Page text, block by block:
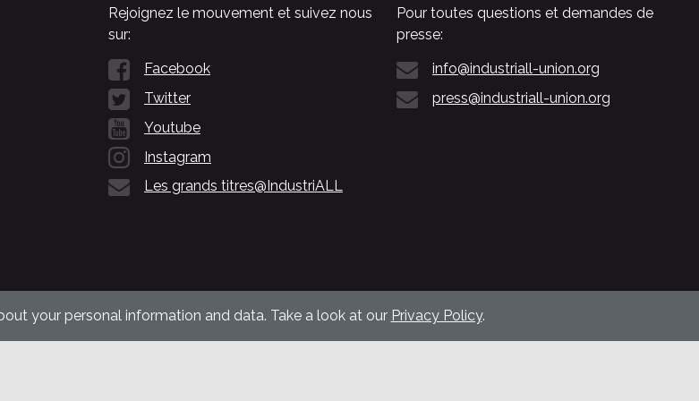
Rejoignez le mouvement et suivez nous
sur:
Facebook
Twitter
Youtube
Instagram
Les grands titres@IndustriALL
Pour toutes questions et demandes de
presse:
info@industriall-union.org
press@industriall-union.org
your personal information and data. Take a look at our Privacy Policy.